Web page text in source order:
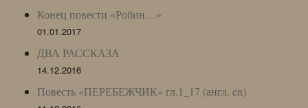
Конец повести «Робин…»
01.01.2017
ДВА РАССКАЗА
14.12.2016
Повесть «ПЕРЕБЕЖЧИК» гл.1_17 (англ. en)